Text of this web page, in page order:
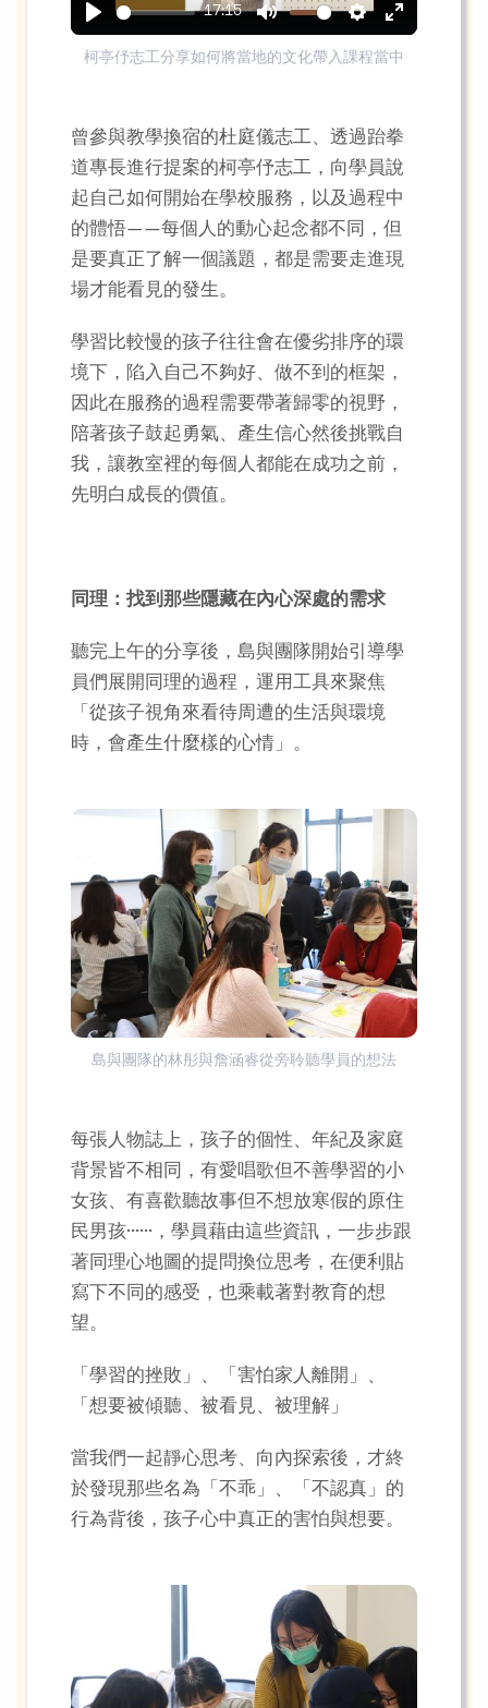
Play
17:15
Mute Settings
Enter
fullscreen
柯亭伃志工分享如何將當地的文化帶入課程當中
曾參與教學換宿的杜庭儀志工、透過跆拳
道專長進行提案的柯亭伃志工，向學員說
起自己如何開始在學校服務，以及過程中
的體悟——每個人的動心起念都不同，但
是要真正了解一個議題，都是需要走進現
場才能看見的發生。
學習比較慢的孩子往往會在優劣排序的環
境下，陷入自己不夠好、做不到的框架，
因此在服務的過程需要帶著歸零的視野，
陪著孩子鼓起勇氣、產生信心然後挑戰自
我，讓教室裡的每個人都能在成功之前，
先明白成長的價值。
同理：找到那些隱藏在內心深處的需求
聽完上午的分享後，島與團隊開始引導學
員們展開同理的過程，運用工具來聚焦
「從孩子視角來看待周遭的生活與環境
時，會產生什麼樣的心情」。
島與團隊的林彤與詹涵睿從旁聆聽學員的想法
每張人物誌上，孩子的個性、年紀及家庭
背景皆不相同，有愛唱歌但不善學習的小
女孩、有喜歡聽故事但不想放寒假的原住
民男孩······，學員藉由這些資訊，一步步跟
著同理心地圖的提問換位思考，在便利貼
寫下不同的感受，也乘載著對教育的想
望。
「學習的挫敗」、「害怕家人離開」、
「想要被傾聽、被看見、被理解」
當我們一起靜心思考、向內探索後，才終
於發現那些名為「不乖」、「不認真」的
行為背後，孩子心中真正的害怕與想要。